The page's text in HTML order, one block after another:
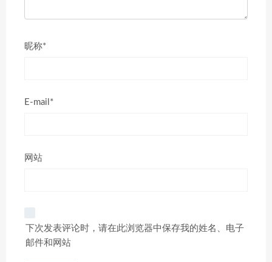
昵称*
E-mail*
网站
下次发表评论时，请在此浏览器中保存我的姓名、电子
邮件和网站